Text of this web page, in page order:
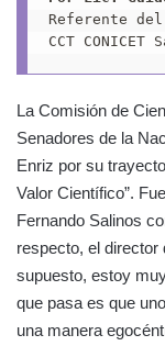
Referente del
CCT CONICET
La Comisión de
Senadores de la
Enriz por su
Valor Científico”.
Fernando Salinos
respecto, el director
supuesto, estoy
que pasa es que
una manera